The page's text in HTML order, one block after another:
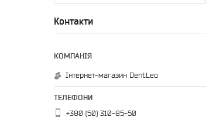
Контакти
Інтернет-магазин DentLeo
+380 (50) 310-85-50